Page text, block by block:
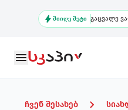
content
ᲛᲘᲘᲦᲔ ᲛᲔᲢᲘ გაცვალე
ჩვენ შესახებ